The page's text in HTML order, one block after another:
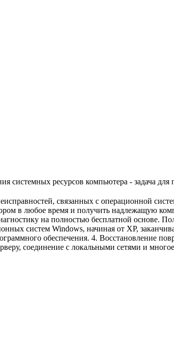
системных ресурсов компьютера - задача
связанных с операционной
в любое время и получить надлежащую
на полностью бесплатной основе.
систем Windows, начиная от XP,
обеспечения. 4. Восстановление
соединение с локальными сетями и